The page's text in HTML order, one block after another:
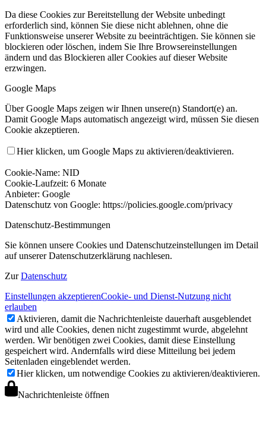
Da diese Cookies zur Bereitstellung der Website unbedingt
erforderlich sind, können Sie diese nicht ablehnen, ohne die
Funktionsweise unserer Website zu beeinträchtigen. Sie können sie
blockieren oder löschen, indem Sie Ihre Browsereinstellungen
ändern und das Blockieren aller Cookies auf dieser Website
erzwingen.
Google Maps
Über Google Maps zeigen wir Ihnen unsere(n) Standort(e) an.
Damit Google Maps automatisch angezeigt wird, müssen Sie diesen
Cookie akzeptieren.
Hier klicken, um Google Maps zu aktivieren/deaktivieren.
Cookie-Name: NID
Cookie-Laufzeit: 6 Monate
Anbieter: Google
Datenschutz von Google: https://policies.google.com/privacy
Datenschutz-Bestimmungen
Sie können unsere Cookies und Datenschutzeinstellungen im Detail
auf unserer Datenschutzerklärung nachlesen.
ZurDatenschutz
Einstellungen akzeptierenCookie- und Dienst-Nutzung nicht
erlauben
Aktivieren, damit die Nachrichtenleiste dauerhaft ausgeblendet
wird und alle Cookies, denen nicht zugestimmt wurde, abgelehnt
werden. Wir benötigen zwei Cookies, damit diese Einstellung
gespeichert wird. Andernfalls wird diese Mitteilung bei jedem
Seitenladen eingeblendet werden.
Hier klicken, um notwendige Cookies zu aktivieren/deaktivieren.
Nachrichtenleiste öffnen